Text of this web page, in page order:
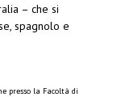
– che si
spagnolo e
presso la Facoltà di